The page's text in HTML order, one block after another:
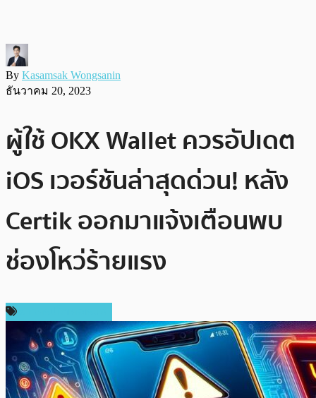
By Kasamsak Wongsanin
ธันวาคม 20, 2023
ผู้ใช้ OKX Wallet ควรอัปเดต
iOS เวอร์ชันล่าสุดด่วน! หลัง
Certik ออกมาแจ้งเตือนพบ
ช่องโหว่ร้ายแรง